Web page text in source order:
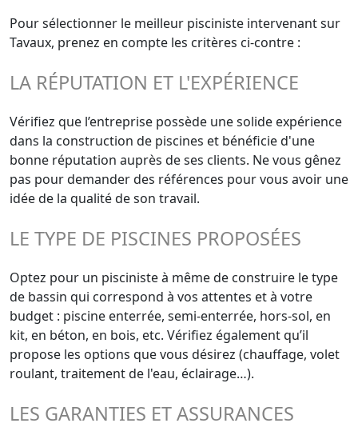
Pour sélectionner le meilleur pisciniste intervenant sur
Tavaux, prenez en compte les critères ci-contre :
LA RÉPUTATION ET L'EXPÉRIENCE
Vérifiez que l’entreprise possède une solide expérience
dans la construction de piscines et bénéficie d'une
bonne réputation auprès de ses clients. Ne vous gênez
pas pour demander des références pour vous avoir une
idée de la qualité de son travail.
LE TYPE DE PISCINES PROPOSÉES
Optez pour un pisciniste à même de construire le type
de bassin qui correspond à vos attentes et à votre
budget : piscine enterrée, semi-enterrée, hors-sol, en
kit, en béton, en bois, etc. Vérifiez également qu’il
propose les options que vous désirez (chauffage, volet
roulant, traitement de l'eau, éclairage…).
LES GARANTIES ET ASSURANCES